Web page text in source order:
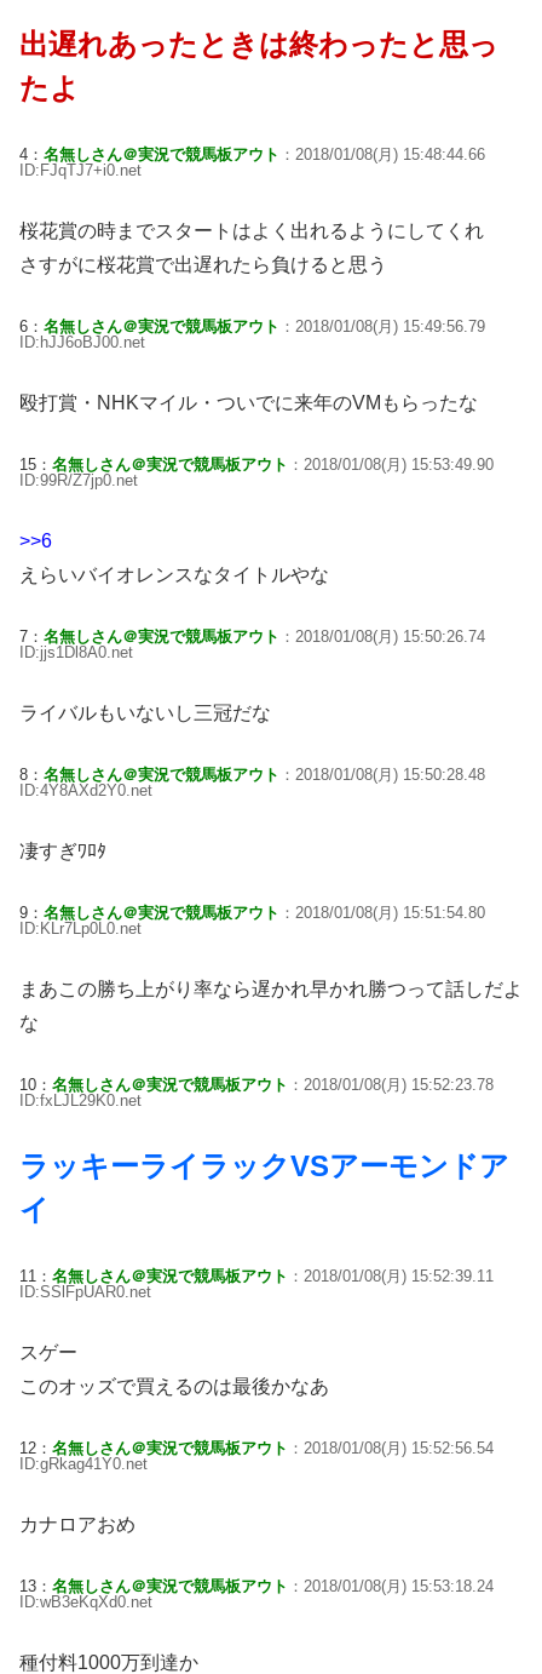
出遅れあったときは終わったと思っ
たよ
4： 名無しさん＠実況で競馬板アウト ：2018/01/08(月) 15:48:44.66
ID:FJqTJ7+i0.net
桜花賞の時までスタートはよく出れるようにしてくれ
さすがに桜花賞で出遅れたら負けると思う
6： 名無しさん＠実況で競馬板アウト ：2018/01/08(月) 15:49:56.79
ID:hJJ6oBJ00.net
殴打賞・NHKマイル・ついでに来年のVMもらったな
15： 名無しさん＠実況で競馬板アウト ：2018/01/08(月) 15:53:49.90
ID:99R/Z7jp0.net
>>6
えらいバイオレンスなタイトルやな
7： 名無しさん＠実況で競馬板アウト ：2018/01/08(月) 15:50:26.74
ID:jjs1Dl8A0.net
ライバルもいないし三冠だな
8： 名無しさん＠実況で競馬板アウト ：2018/01/08(月) 15:50:28.48
ID:4Y8AXd2Y0.net
凄すぎﾜﾛﾀ
9： 名無しさん＠実況で競馬板アウト ：2018/01/08(月) 15:51:54.80
ID:KLr7Lp0L0.net
まあこの勝ち上がり率なら遅かれ早かれ勝つって話しだよ
な
10： 名無しさん＠実況で競馬板アウト ：2018/01/08(月) 15:52:23.78
ID:fxLJL29K0.net
ラッキーライラックVSアーモンドア
イ
11： 名無しさん＠実況で競馬板アウト ：2018/01/08(月) 15:52:39.11
ID:SSlFpUAR0.net
スゲー
このオッズで買えるのは最後かなあ
12： 名無しさん＠実況で競馬板アウト ：2018/01/08(月) 15:52:56.54
ID:gRkag41Y0.net
カナロアおめ
13： 名無しさん＠実況で競馬板アウト ：2018/01/08(月) 15:53:18.24
ID:wB3eKqXd0.net
種付料1000万到達か